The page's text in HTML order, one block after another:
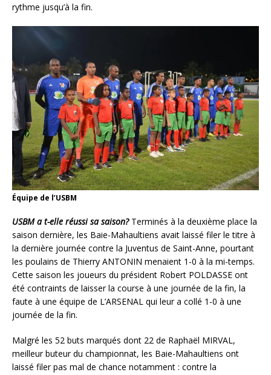
rythme jusqu’à la fin.
Équipe de l’USBM
USBM a t-elle réussi sa saison? Terminés à la deuxième place la
saison dernière, les Baie-Mahaultiens avait laissé filer le titre à
la dernière journée contre la Juventus de Saint-Anne, pourtant
les poulains de Thierry ANTONIN menaient 1-0 à la mi-temps.
Cette saison les joueurs du président Robert POLDASSE ont
été contraints de laisser la course à une journée de la fin, la
faute à une équipe de L’ARSENAL qui leur a collé 1-0 à une
journée de la fin.
Malgré les 52 buts marqués dont 22 de Raphaël MIRVAL,
meilleur buteur du championnat, les Baie-Mahaultiens ont
laissé filer pas mal de chance notamment : contre la